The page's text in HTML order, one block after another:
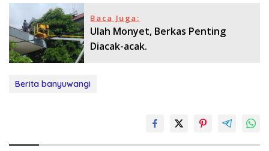
Baca Juga:
Ulah Monyet, Berkas Penting
Diacak-acak.
Berita banyuwangi